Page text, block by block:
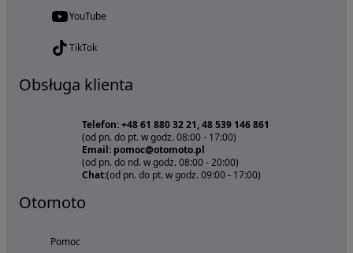
YouTube
TikTok
Obsługa klienta
Telefon: +48 61 880 32 21, 48 539 146 861
(od pn. do pt. w godz. 08:00 - 17:00)
Email: pomoc@otomoto.pl
(od pn. do nd. w godz. 08:00 - 20:00)
Chat:(od pn. do pt. w godz. 09:00 - 17:00)
Otomoto
Pomoc